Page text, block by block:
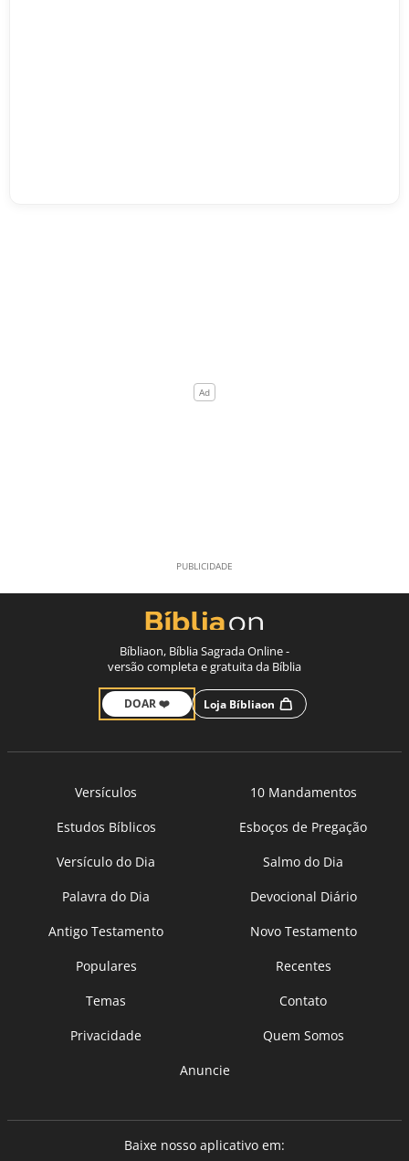
Bíbliaon, Bíblia Sagrada Online -
versão completa e gratuita da Bíblia
DOAR ❤️ Loja Bíbliaon
Versículos
10 Mandamentos
Estudos Bíblicos
Esboços de Pregação
Versículo do Dia
Salmo do Dia
Palavra do Dia
Devocional Diário
Antigo Testamento
Novo Testamento
Populares
Recentes
Temas
Contato
Privacidade
Quem Somos
Anuncie
Baixe nosso aplicativo em: